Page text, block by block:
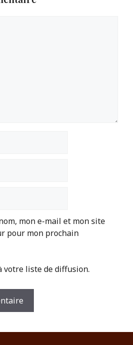
mon e-mail et mon site
pour mon prochain
votre liste de diffusion.